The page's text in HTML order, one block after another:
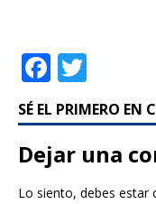
F
a
c
e
b
w
it
te
r
SÉ EL PRIMERO EN
Dejar una
Lo siento, debes estar